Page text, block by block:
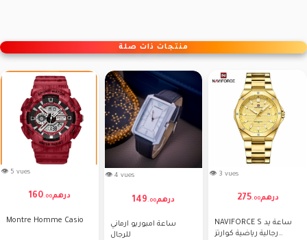
منتجات ذات صلة
👁 5 vues
160. 00درهم
Montre Homme Casio
👁 4 vues
149 . 00درهم
ساعة امبوريو ارماني
للرجال
👁 3 vues
275. 00درهم
NAVIFORCE S ساعة يد
رجالية رياضية كوارتز